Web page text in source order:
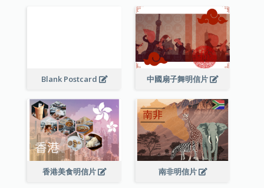
Blank Postcard 中國扇子舞明信片
香港美食明信片 南非明信片